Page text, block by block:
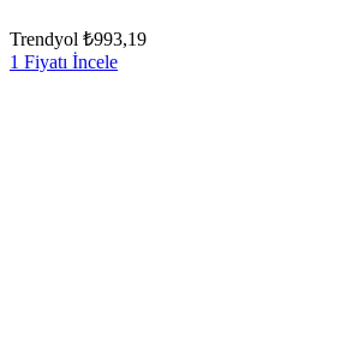
Trendyol ₺993,19
1 Fiyatı İncele